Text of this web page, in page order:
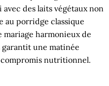
des laits végétaux non
au porridge classique
mariage harmonieux de
garantit une matinée
nutritionnel.